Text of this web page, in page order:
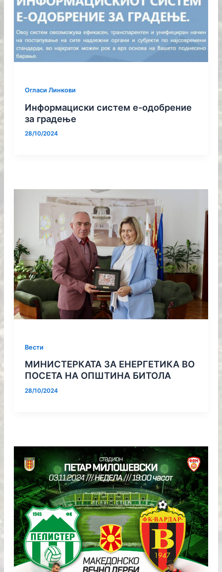
Огласи Линкови
Информациски систем е-одобрение
за градење
28/10/2024
Вести
МИНИСТЕРКАТА ЗА ЕНЕРГЕТИКА ВО
ПОСЕТА НА ОПШТИНА БИТОЛА
28/10/2024